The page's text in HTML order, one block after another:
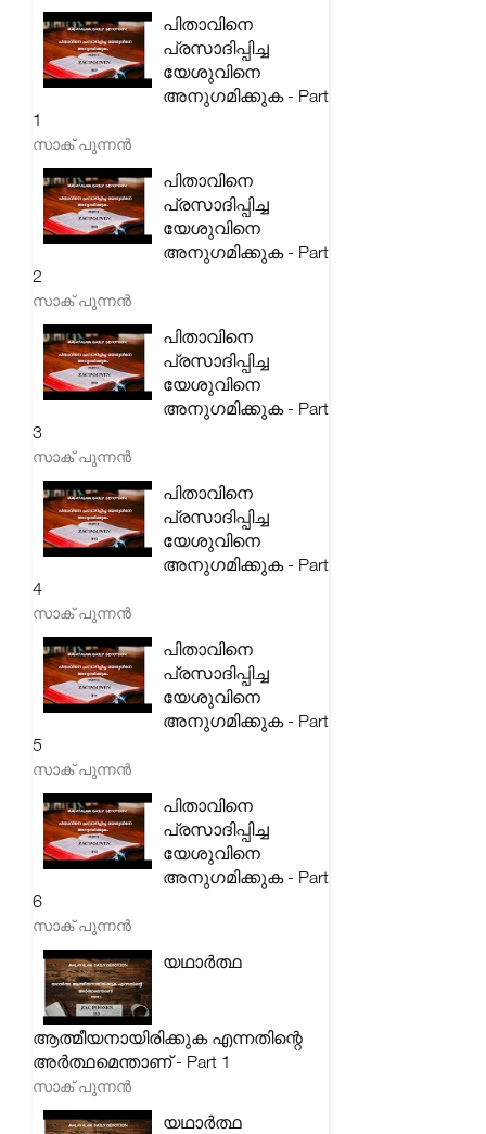
പിതാവിനെ
പ്രസാദിപ്പിച്ച
യേശുവിനെ
അനുഗമിക്കുക - Part
1
സാക് പുന്നൻ
പിതാവിനെ
പ്രസാദിപ്പിച്ച
യേശുവിനെ
അനുഗമിക്കുക - Part
2
സാക് പുന്നൻ
പിതാവിനെ
പ്രസാദിപ്പിച്ച
യേശുവിനെ
അനുഗമിക്കുക - Part
3
സാക് പുന്നൻ
പിതാവിനെ
പ്രസാദിപ്പിച്ച
യേശുവിനെ
അനുഗമിക്കുക - Part
4
സാക് പുന്നൻ
പിതാവിനെ
പ്രസാദിപ്പിച്ച
യേശുവിനെ
അനുഗമിക്കുക - Part
5
സാക് പുന്നൻ
പിതാവിനെ
പ്രസാദിപ്പിച്ച
യേശുവിനെ
അനുഗമിക്കുക - Part
6
സാക് പുന്നൻ
യഥാർത്ഥ
ആത്മീയനായിരിക്കുക എന്നതിന്റെ
അർത്ഥമെന്താണ് - Part 1
സാക് പുന്നൻ
യഥാർത്ഥ